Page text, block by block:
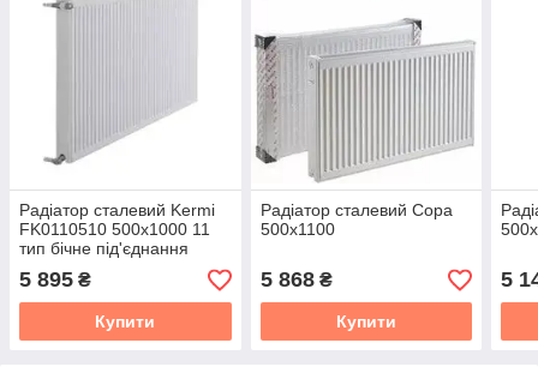
Радіатор сталевий Kermi
FK0110510 500x1000 11
тип бічне під'єднання
5 895 ₴
Купити
Радіатор сталевий Copa
500x1100
5 868₴
Купити
5